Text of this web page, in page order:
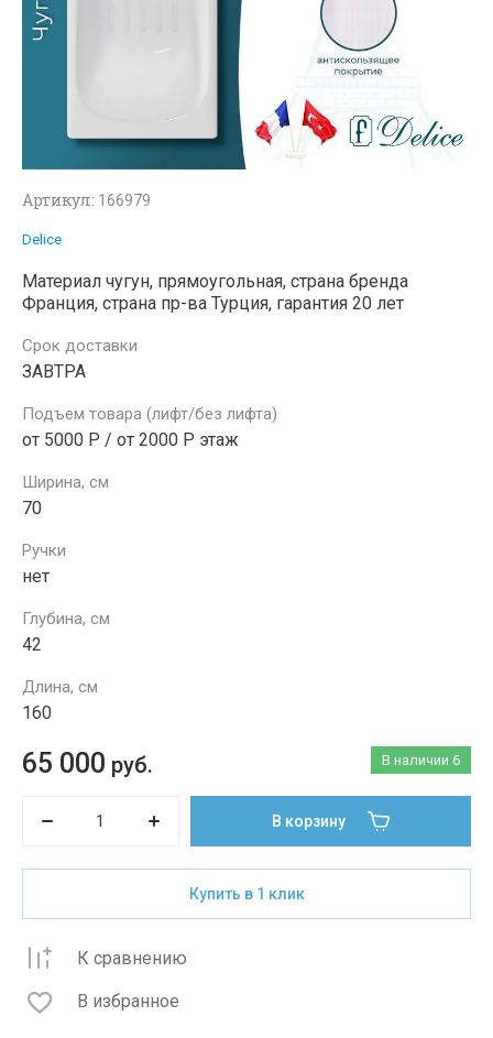
Артикул: 166979
Delice
Материал чугун, прямоугольная, страна бренда
Франция, страна пр-ва Турция, гарантия 20 лет
Срок доставки
ЗАВТРА
Подъем товара (лифт/без лифта)
от 5000 Р / от 2000 Р этаж
Ширина, см
70
Ручки
нет
Глубина, см
42
Длина, см
160
В наличии 6
65 000 руб.
В корзину
Купить в 1 клик
К сравнению
В избранное